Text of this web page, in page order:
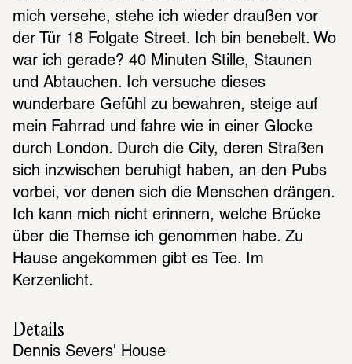
mich versehe, stehe ich wieder draußen vor
der Tür 18 Folgate Street. Ich bin benebelt. Wo
war ich gerade? 40 Minuten Stille, Staunen
und Abtauchen. Ich versuche dieses
wunderbare Gefühl zu bewahren, steige auf
mein Fahrrad und fahre wie in einer Glocke
durch London. Durch die City, deren Straßen
sich inzwischen beruhigt haben, an den Pubs
vorbei, vor denen sich die Menschen drängen.
Ich kann mich nicht erinnern, welche Brücke
über die Themse ich genommen habe. Zu
Hause angekommen gibt es Tee. Im
Kerzenlicht.
Details
Dennis Severs' House